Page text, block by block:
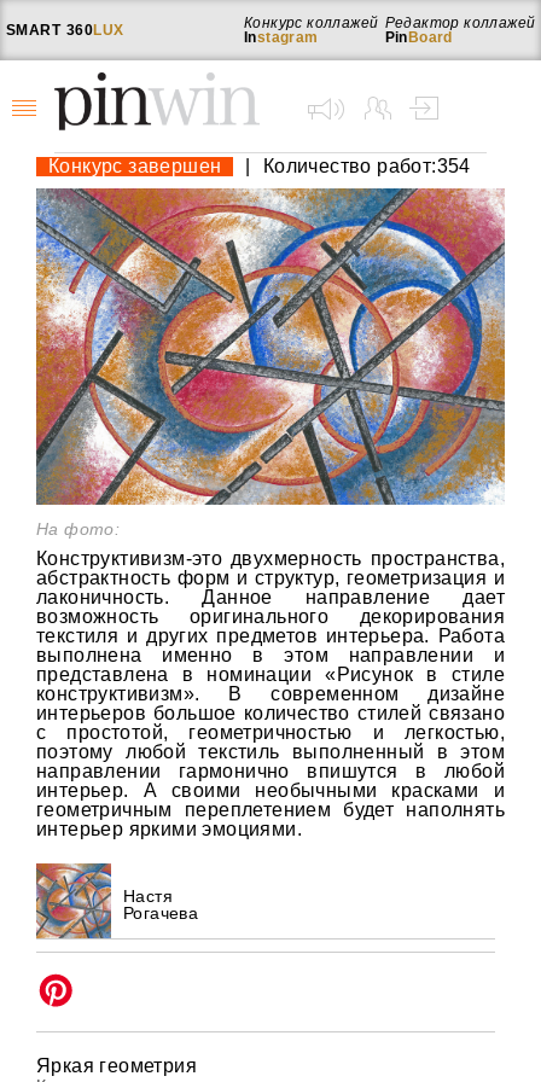
SMART 360LUX
Редактор коллажей
Pin Board
Конкурс коллажей
Instagram
Конкурс завершен Количество работ:354
На фото:
Конструктивизм-это двухмерность пространства,
абстрактность форм и структур, геометризация и
лаконичность. Данное направление дает
возможность оригинального декорирования
текстиля и других предметов интерьера. Работа
выполнена именно в этом направлении и
представлена в номинации «Рисунок в стиле
конструктивизм». В современном дизайне
интерьеров большое количество стилей связано
с простотой, геометричностью и легкостью,
поэтому любой текстиль выполненный в этом
направлении гармонично впишутся в любой
интерьер. А своими необычными красками и
геометричным переплетением будет наполнять
интерьер яркими эмоциями.
Настя
Рогачева
Яркая геометрия